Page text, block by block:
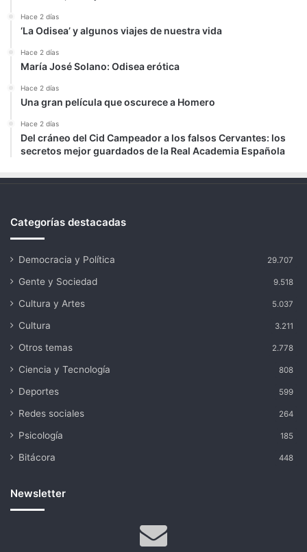
Hace 2 días
‘La Odisea’ y algunos viajes de nuestra vida
Hace 2 días
María José Solano: Odisea erótica
Hace 2 días
Una gran película que oscurece a Homero
Hace 2 días
Del cráneo del Cid Campeador a los falsos Cervantes: los
secretos mejor guardados de la Real Academia Española
Categorías destacadas
Democracia y Política 29.707
Gente y Sociedad 9.518
Cultura y Artes 5.037
Cultura 3.211
Otros temas 2.778
Ciencia y Tecnología 808
Deportes 599
Redes sociales 264
Psicología 185
Bitácora 448
Newsletter